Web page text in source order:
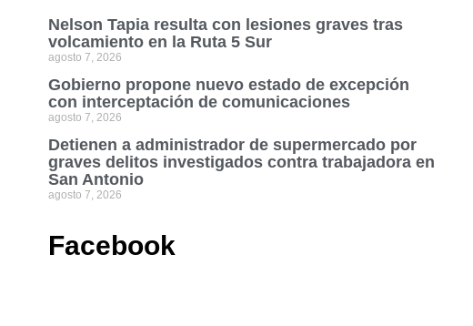
Nelson Tapia resulta con lesiones graves tras
volcamiento en la Ruta 5 Sur
agosto 7, 2026
Gobierno propone nuevo estado de excepción
con interceptación de comunicaciones
agosto 7, 2026
Detienen a administrador de supermercado por
graves delitos investigados contra trabajadora en
San Antonio
agosto 7, 2026
Facebook